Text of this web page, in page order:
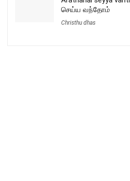
செய்ய வந்தோம்
Christhu dhas